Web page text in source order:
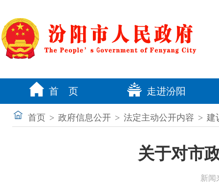
首 页 走进汾阳
首页 > 政府信息公开 > 法定主动公开内容 > 建
关于对市
新闻